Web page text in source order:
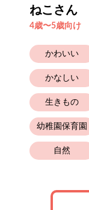
ねこさん
4歳〜5歳向け
かわいい
かなしい
生きもの
幼稚園保育園
自然